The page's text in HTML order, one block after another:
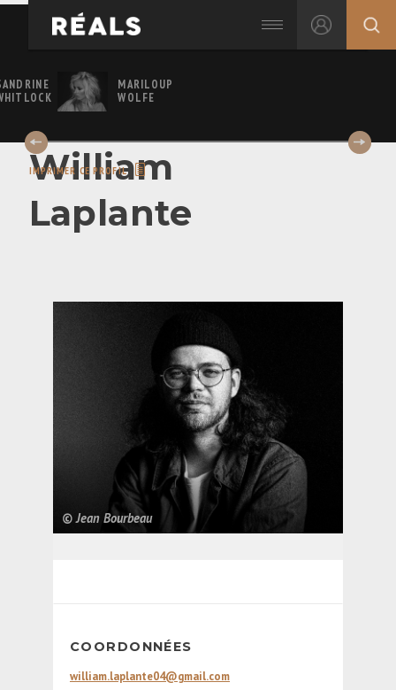
MARILOUP
WOLFE
William
Laplante
IMPRIMER CE PROFIL
© Jean Bourbeau
COORDONNÉES
william.laplante04@gmail.com